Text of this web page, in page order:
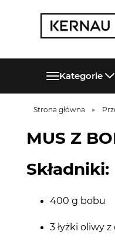
Kategorie
Strona główna
MUS Z
Składniki:
400 g bobu
3 łyżki oliwy